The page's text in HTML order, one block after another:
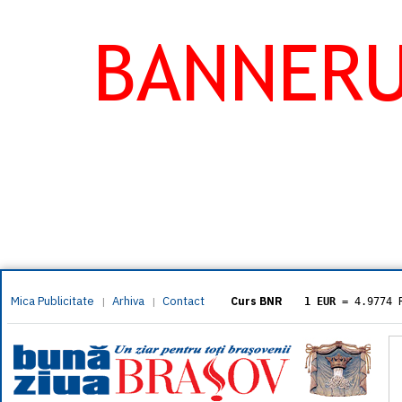
Mica Publicitate | Arhiva | Contact Curs BNR 1 EUR = 4.9774
= 5.8304
1 XAU= 464.4611
1 AED= 1.1933
1 AUD= 2.7957
1 BGN= 2.5449